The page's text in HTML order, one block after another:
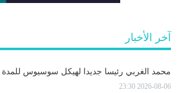
آخر الأخبار
محمد الغربي رئيسا جديدا لهيكل سوسيوس للمدة النيابية
2026-08-06 23:30